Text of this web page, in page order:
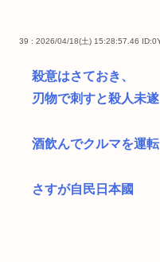
39 : 2026/04/18(土) 15:28:57.46
殺意はさておき、
刃物で刺すと殺人未
酒飲んでクルマを運
さすが自民日本國